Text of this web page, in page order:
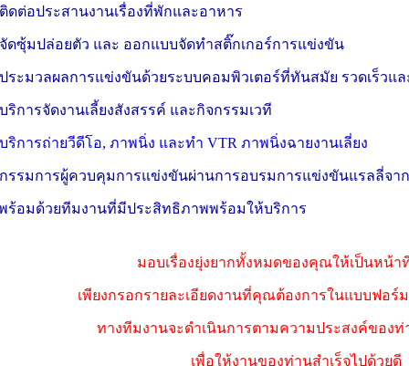
ดต่อประสานงานเรื่องที่พักและอาหาร
ดซุ้มปล่อยตัว และ ออกแบบจัดทำสติ๊กเกอร์การแข่งขัน
ระมวลผลการแข่งขันด้วยระบบคอมพิวเตอร์ที่ทันสมัย รวดเร็วแ
ริการจัดงานเลี้ยงสังสรรค์ และกิจกรรมเวที
ริการถ่ายวีดีโอ, ภาพนิ่ง และทำ VTR ภาพนิ่งฉายงานเลี่ยง
รรมการผู้ควบคุมการแข่งขันผ่านการอบรมการแข่งขันแรลลี่จ
ร้อมด้วยทีมงานที่มีประสิทธิภาพพร้อมให้บริการ
มอบเรื่องยุ่งยากทั้งหมดของคุณให้เป็นหน้า
เพียงกรอกรายละเอียดงานที่คุณต้องการในแบบฟอร์
ทางทีมงานจะดำเนินการตามความประสงค์ของท่
เพื่อให้งานของท่านสำเร็จไปด้วยดี